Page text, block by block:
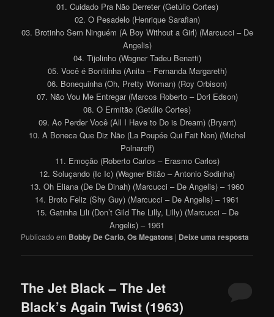
01. Cuidado Pra Não Derreter (Getúlio Cortes)
02. O Pesadelo (Henrique Sarafian)
03. Brotinho Sem Ninguém (A Boy Without a Girl) (Marcucci – De
Angelis)
04. Tijolinho (Wagner Tadeu Benatti)
05. Você é Bonitinha (Anita – Fernanda Margareth)
06. Bonequinha (Oh, Pretty Woman) (Roy Orbison)
07. Não Vou Me Entregar (Marcos Roberto – Dori Edson)
08. O Ermitão (Getúlio Cortes)
09. Ao Perder Você (All I Have to Do is Dream) (Bryant)
10. A Boneca Que Diz Não (La Poupée Qui Fait Non) (Michel
Polnareff)
11. Emoção (Roberto Carlos – Erasmo Carlos)
12. Soluçando (Ic Ic) (Wagner Bitão – Antonio Sodinha)
13. Oh Eliana (De De Dinah) (Marcucci – De Angelis) – 1960
14. Broto Feliz (Shy Guy) (Marcucci – De Angelis) – 1961
15. Gatinha Lili (Don’t Gild The Lilly, Lilly) (Marcucci – De
Angelis) – 1961
Publicado em Bobby De Carlo,Os Megatons | Deixe uma resposta
The Jet Black – The Jet
Black’s Again Twist (1963)